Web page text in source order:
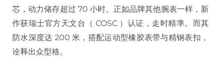
芯，动力储存超过 70 小时。正如品牌其他腕表一样，新
作获瑞士官方天文台（ COSC ）认证，走时精準。而其
防水深度达 200 米，搭配运动型橡胶表带与精钢表扣，
诠释出众型格。